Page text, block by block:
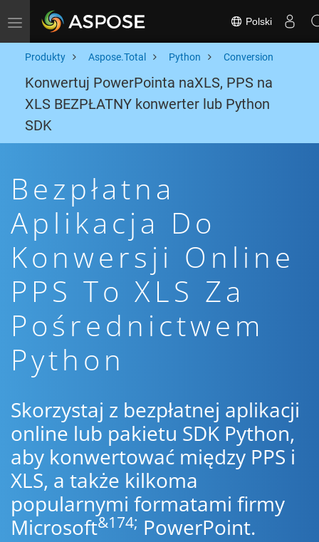
Toggle navigation Polski
Produkty Aspose.Total Python Conversion
Konwertuj PowerPointa naXLS, PPS na
XLS BEZPŁATNY konwerter lub Python
SDK
Bezpłatna
Aplikacja Do
Konwersji Online
PPS To XLS Za
Pośrednictwem
Python
Skorzystaj z bezpłatnej aplikacji
online lub pakietu SDK Python,
aby konwertować między PPS i
XLS, a także kilkoma
popularnymi formatami firmy
Microsoft&174; PowerPoint.